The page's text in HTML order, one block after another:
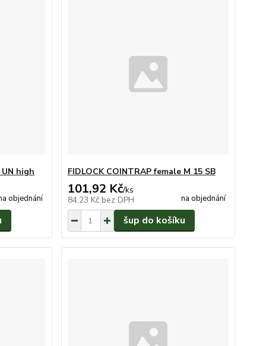
UN high
objednání
FIDLOCK COINTRAP female M 15 SB
101,92 Kč/ks
84,23 Kč bez DPH na objednání
šup do košíku